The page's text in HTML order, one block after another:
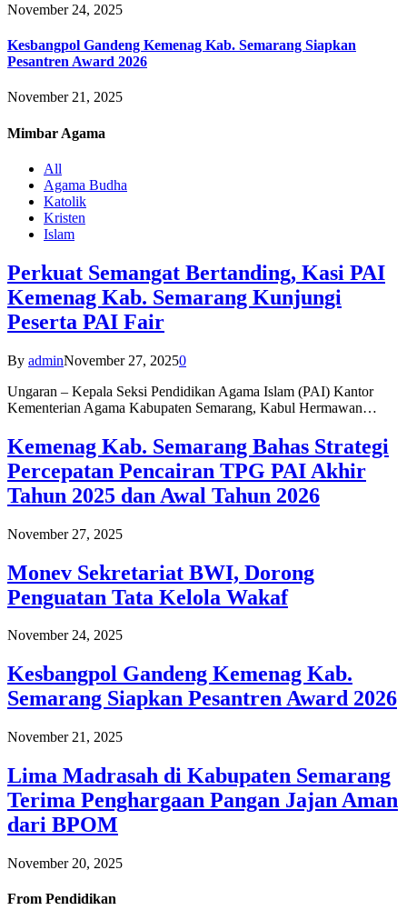
November 24, 2025
Kesbangpol Gandeng Kemenag Kab. Semarang Siapkan
Pesantren Award 2026
November 21, 2025
Mimbar Agama
All
Agama Budha
Katolik
Kristen
Islam
Perkuat Semangat Bertanding, Kasi PAI
Kemenag Kab. Semarang Kunjungi
Peserta PAI Fair
By adminNovember 27, 20250
Ungaran – Kepala Seksi Pendidikan Agama Islam (PAI) Kantor
Kementerian Agama Kabupaten Semarang, Kabul Hermawan…
Kemenag Kab. Semarang Bahas Strategi
Percepatan Pencairan TPG PAI Akhir
Tahun 2025 dan Awal Tahun 2026
November 27, 2025
Monev Sekretariat BWI, Dorong
Penguatan Tata Kelola Wakaf
November 24, 2025
Kesbangpol Gandeng Kemenag Kab.
Semarang Siapkan Pesantren Award 2026
November 21, 2025
Lima Madrasah di Kabupaten Semarang
Terima Penghargaan Pangan Jajan Aman
dari BPOM
November 20, 2025
From Pendidikan